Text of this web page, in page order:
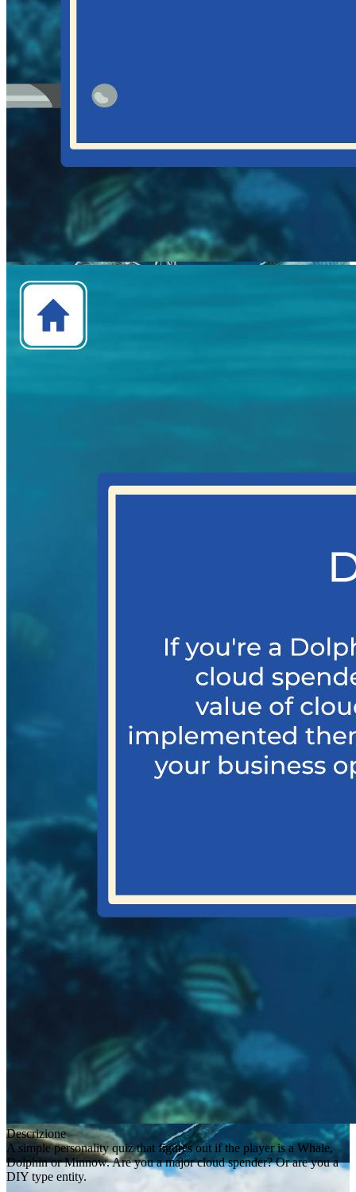
Descrizione
A simple personality quiz that figures out if the player is a Whale,
Dolphin or Minnow. Are you a major cloud spender? Or are you a
DIY type entity.